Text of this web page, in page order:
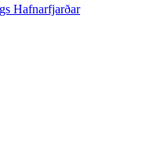
Hafnarfjarðar